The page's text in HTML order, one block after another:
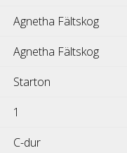
Agnetha Fältskog
Agnetha Fältskog
Starton
1
C-dur